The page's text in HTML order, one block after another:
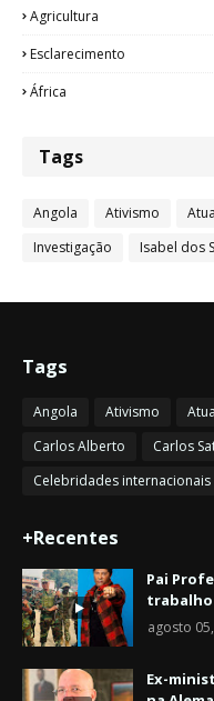
Agricultura
Esclarecimento
África
Tags
Angola Ativismo
Investigação
Isabel dos
Tags
Angola Ativismo
Carlos Alberto
Carlos
Celebridades internacionais
+Recentes
Pai
trabalho
agosto
Ex-